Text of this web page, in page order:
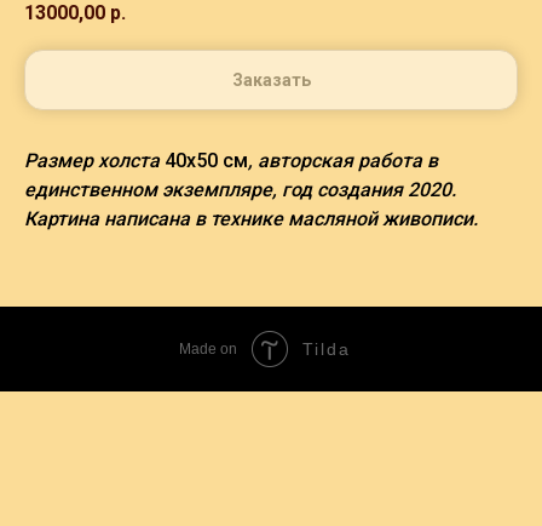
13000,00 р.
Заказать
Размер холста 40х50 см, авторская работа в
единственном экземпляре, год создания 2020.
Картина написана в технике масляной живописи.
Made on Tilda